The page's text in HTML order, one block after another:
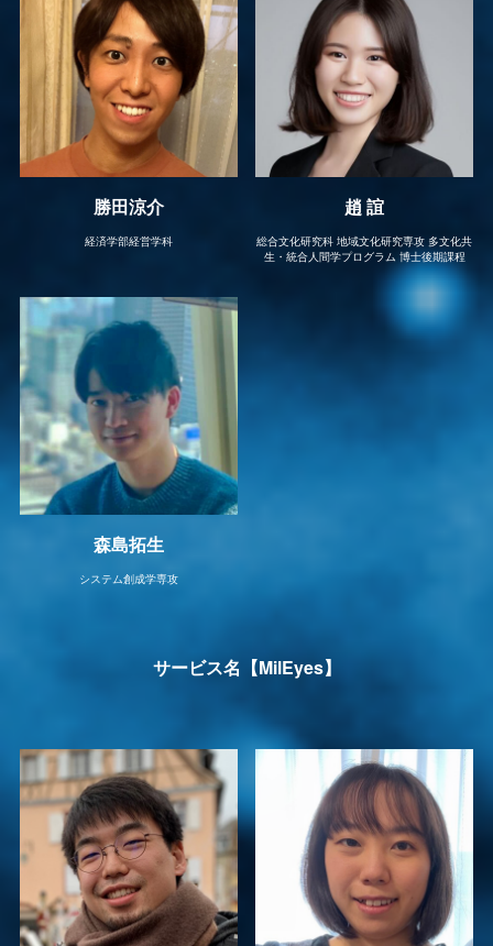
勝田涼介
経済学部経営学科
趙 誼
総合文化研究科 地域文化研究専攻 多文化共
生・統合人間学プログラム 博士後期課程
森島拓生
システム創成学専攻
サービス名【MilEyes】